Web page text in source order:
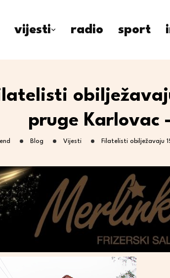
vijesti radio sport
pruge Karlovac
Blog Vijesti Filatelisti obilježavaju